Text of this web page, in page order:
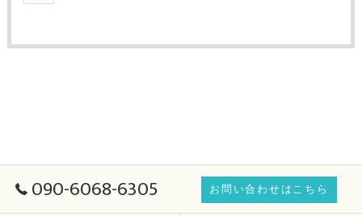
090-6068-6305 お問い合わせはこちら